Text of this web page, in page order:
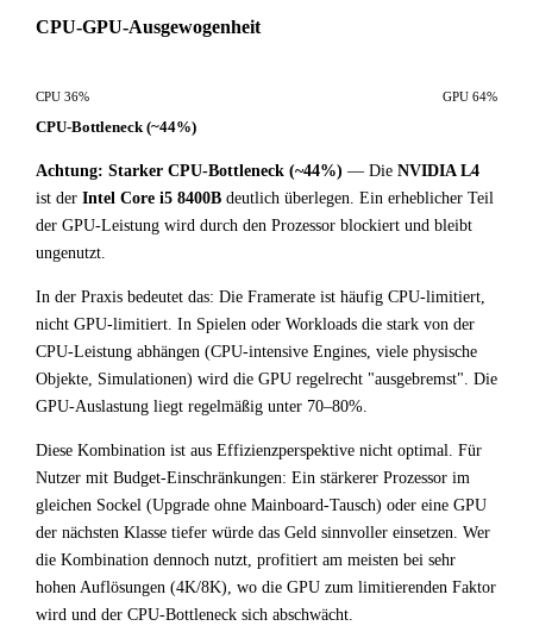
CPU-GPU-Ausgewogenheit
CPU 36% GPU 64%
CPU-Bottleneck (~44%)
Achtung: Starker CPU-Bottleneck (~44%) — Die NVIDIA L4
ist der Intel Core i5 8400B deutlich überlegen. Ein erheblicher Teil
der GPU-Leistung wird durch den Prozessor blockiert und bleibt
ungenutzt.
In der Praxis bedeutet das: Die Framerate ist häufig CPU-limitiert,
nicht GPU-limitiert. In Spielen oder Workloads die stark von der
CPU-Leistung abhängen (CPU-intensive Engines, viele physische
Objekte, Simulationen) wird die GPU regelrecht "ausgebremst". Die
GPU-Auslastung liegt regelmäßig unter 70–80%.
Diese Kombination ist aus Effizienzperspektive nicht optimal. Für
Nutzer mit Budget-Einschränkungen: Ein stärkerer Prozessor im
gleichen Sockel (Upgrade ohne Mainboard-Tausch) oder eine GPU
der nächsten Klasse tiefer würde das Geld sinnvoller einsetzen. Wer
die Kombination dennoch nutzt, profitiert am meisten bei sehr
hohen Auflösungen (4K/8K), wo die GPU zum limitierenden Faktor
wird und der CPU-Bottleneck sich abschwächt.